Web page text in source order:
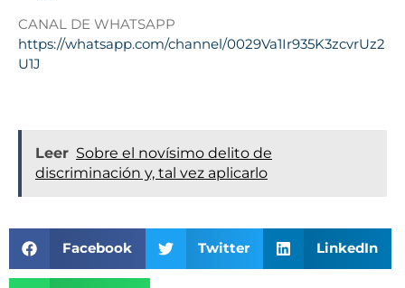
CANAL DE WHATSAPP
https://whatsapp.com/channel/0029Va1Ir935K3zcvrUz2
U1J
Leer Sobre el novísimo delito de
discriminación y, tal vez aplicarlo
Facebook Twitter LinkedIn